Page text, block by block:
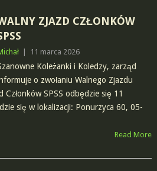
ZJAZD CZŁONKÓW
11 marca 2026
Koleżanki i Koledzy, zarząd
o zwołaniu Walnego Zjazdu
Członków SPSS odbędzie się 11
się w lokalizacji: Ponurzyca 60, 05-
Read More